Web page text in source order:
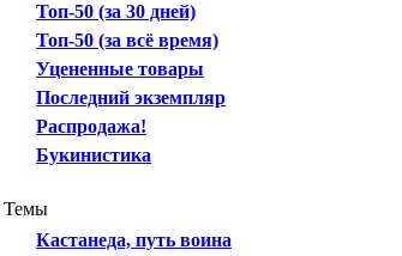
Топ-50 (за 30 дней)
Топ-50 (за всё время)
Уцененные товары
Последний экземпляр
Распродажа!
Букинистика
Темы
Кастанеда, путь воина